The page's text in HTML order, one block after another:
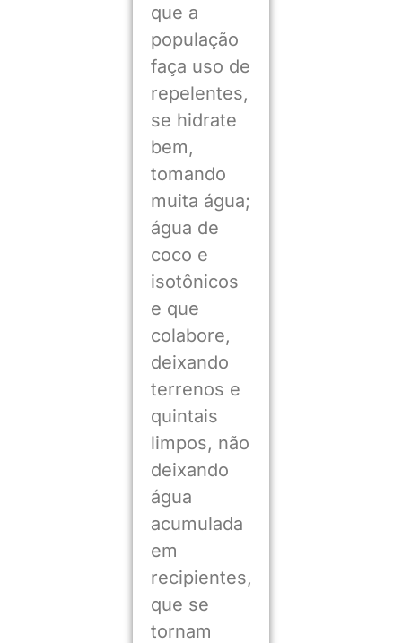
que a
população
faça uso de
repelentes,
se hidrate
bem,
tomando
muita água;
água de
coco e
isotônicos
e que
colabore,
deixando
terrenos e
quintais
limpos, não
deixando
água
acumulada
em
recipientes,
que se
tornam